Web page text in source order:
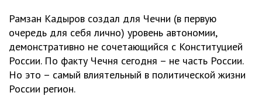
Рамзан Кадыров создал для Чечни (в первую
очередь для себя лично) уровень автономии,
демонстративно не сочетающийся с Конституцией
России. По факту Чечня сегодня – не часть России.
Но это – самый влиятельный в политической жизни
России регион.